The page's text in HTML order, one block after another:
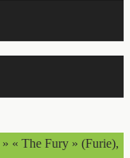
» « The Fury » (Furie),